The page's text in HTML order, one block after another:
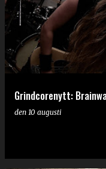
Grindcorenytt:
den 10 augusti